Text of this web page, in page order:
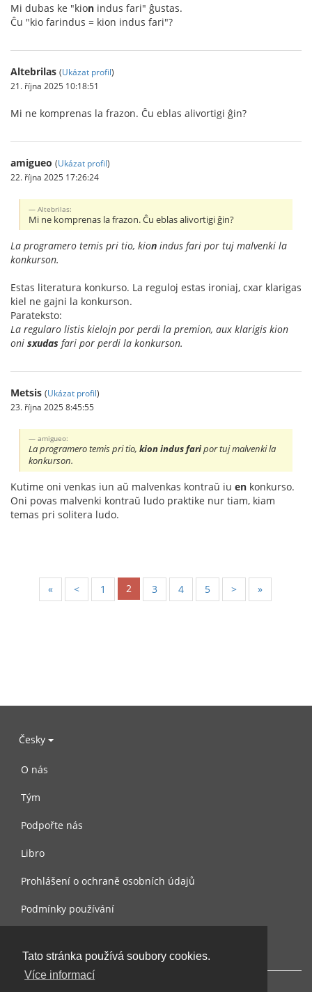
Tato stránka používá soubory cookies.
Více informací
Mi dubas ke "kion indus fari" ĝustas.
Ĉu "kio farindus = kion indus fari"?
Altebrilas (Ukázat profil)
21. října 2025 10:18:51
Mi ne komprenas la frazon. Ĉu eblas alivortigi ĝin?
amigueo (Ukázat profil)
22. října 2025 17:26:24
Altebrilas:
Mi ne komprenas la frazon. Ĉu eblas alivortigi ĝin?
La programero temis pri tio, kion indus fari por tuj malvenki la
konkurson.
Estas literatura konkurso. La reguloj estas ironiaj, cxar klarigas
kiel ne gajni la konkurson.
Parateksto:
La regularo listis kielojn por perdi la premion, aux klarigis kion
oni sxudas fari por perdi la konkurson.
Metsis (Ukázat profil)
23. října 2025 8:45:55
amigueo:
La programero temis pri tio,kion indus faripor tuj malvenki la
konkurson.
Kutime oni venkas iun aŭ malvenkas kontraŭ iu en konkurso.
Oni povas malvenki kontraŭ ludo praktike nur tiam, kiam
temas pri solitera ludo.
« < 1 2 3 4 5 > »
Česky
O nás
Tým
Podpořte nás
Libro
Prohlášení o ochraně osobních údajů
Podmínky používání